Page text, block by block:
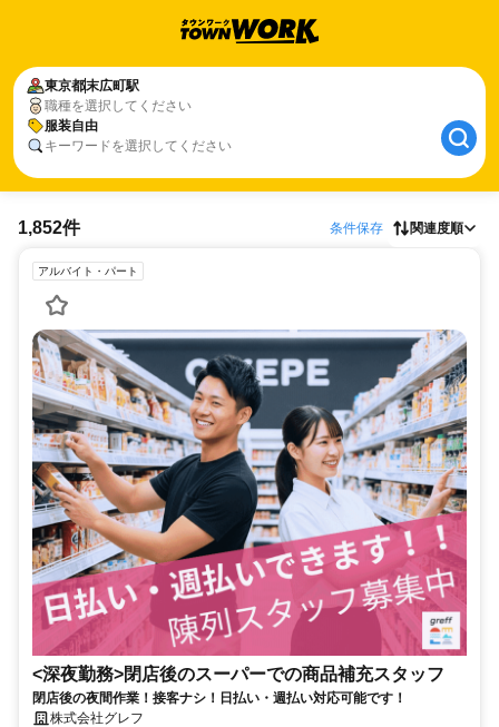
東京都末広町駅
職種を選択してください
服装自由
キーワードを選択してください
1,852件 条件保存 関連度順
アルバイト・パート
<深夜勤務>閉店後のスーパーでの商品補充スタッフ
閉店後の夜間作業！接客ナシ！日払い・週払い対応可能です！
株式会社グレフ